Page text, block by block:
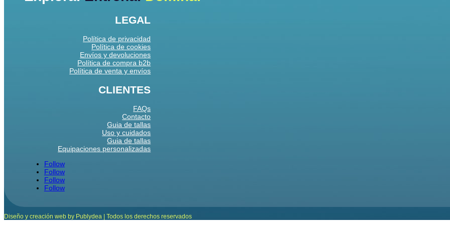
LEGAL
Política de privacidad
Política de cookies
Envíos y devoluciones
Política de compra b2b
Política de venta y envíos
CLIENTES
FAQs
Contacto
Guia de tallas
Uso y cuidados
Guia de tallas
Equipaciones personalizadas
Follow
Follow
Follow
Follow
Diseño y creación web by Publydea | Todos los derechos reservados